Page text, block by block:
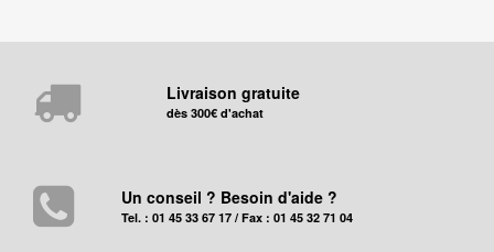
Livraison gratuite
dès 300€ d'achat
Un conseil ? Besoin d'aide ?
Tel. : 01 45 33 67 17 / Fax : 01 45 32 71 04